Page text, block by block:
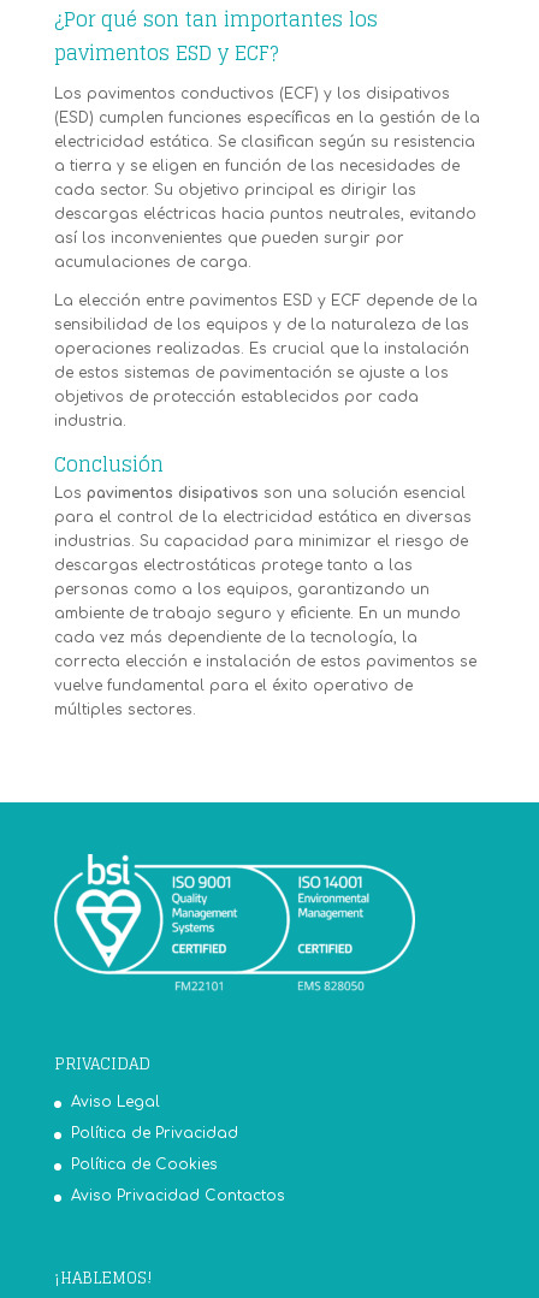
¿Por qué son tan importantes los
pavimentos ESD y ECF?
Los pavimentos conductivos (ECF) y los disipativos
(ESD) cumplen funciones específicas en la gestión de la
electricidad estática. Se clasifican según su resistencia
a tierra y se eligen en función de las necesidades de
cada sector. Su objetivo principal es dirigir las
descargas eléctricas hacia puntos neutrales, evitando
así los inconvenientes que pueden surgir por
acumulaciones de carga.
La elección entre pavimentos ESD y ECF depende de la
sensibilidad de los equipos y de la naturaleza de las
operaciones realizadas. Es crucial que la instalación
de estos sistemas de pavimentación se ajuste a los
objetivos de protección establecidos por cada
industria.
Conclusión
Los pavimentos disipativos son una solución esencial
para el control de la electricidad estática en diversas
industrias. Su capacidad para minimizar el riesgo de
descargas electrostáticas protege tanto a las
personas como a los equipos, garantizando un
ambiente de trabajo seguro y eficiente. En un mundo
cada vez más dependiente de la tecnología, la
correcta elección e instalación de estos pavimentos se
vuelve fundamental para el éxito operativo de
múltiples sectores.
PRIVACIDAD
Aviso Legal
Política de Privacidad
Política de Cookies
Aviso Privacidad Contactos
¡HABLEMOS!